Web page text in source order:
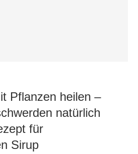
Pflanzen heilen –
natürlich
für
Sirup